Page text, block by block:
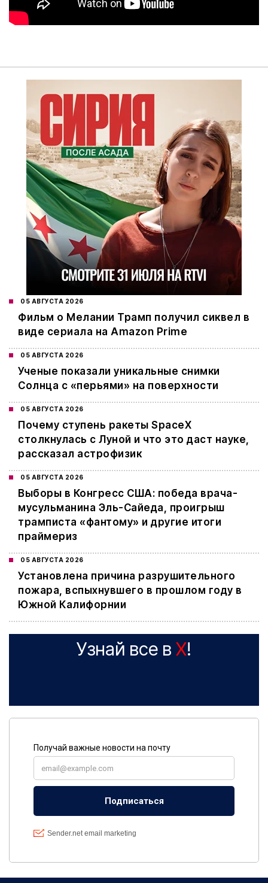
05 АВГУСТА 2026
Фильм о Мелании Трамп получил сиквел в
виде сериала на Amazon Prime
05 АВГУСТА 2026
Ученые показали уникальные снимки
Солнца с «перьями» на поверхности
05 АВГУСТА 2026
Почему ступень ракеты SpaceX
столкнулась с Луной и что это даст науке,
рассказал астрофизик
05 АВГУСТА 2026
Выборы в Конгресс США: победа врача-
мусульманина Эль-Сайеда, проигрыш
трамписта «фантому» и другие итоги
праймериз
05 АВГУСТА 2026
Установлена причина разрушительного
пожара, вспыхнувшего в прошлом году в
Южной Калифорнии
Узнай все в X!